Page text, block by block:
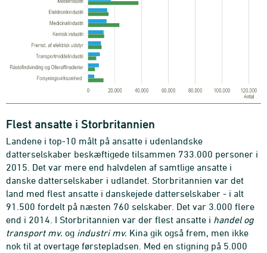
Flest ansatte i Storbritannien
Landene i top-10 målt på ansatte i udenlandske
datterselskaber beskæftigede tilsammen 733.000 personer i
2015. Det var mere end halvdelen af samtlige ansatte i
danske datterselskaber i udlandet. Storbritannien var det
land med flest ansatte i danskejede datterselskaber - i alt
91.500 fordelt på næsten 760 selskaber. Det var 3.000 flere
end i 2014. I Storbritannien var der flest ansatte i handel og
transport mv. og industri mv. Kina gik også frem, men ikke
nok til at overtage førstepladsen. Med en stigning på 5.000